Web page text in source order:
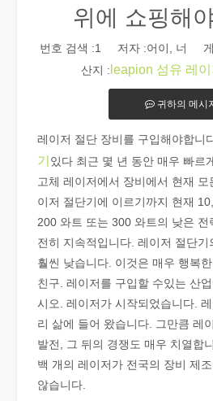
2026 가이드: 파이버 레이저 튜브 절단기가 파이프 제조를 혁신하는 방법
2026 가이드: 파이버 레이저 튜브
위에 쇼핑해
번호 검색 :1
저자 :어이, 너
산지 : leapion 섬유 레
귀하의 메시
레이저 절단 장비를 구입해야합니
기 있다 최근 몇 년 동안 매우 빠르
고체 레이저에서 장비에서 현재
이저 절단기에 이르기까지 현재
200 와트 또는 300 와트의 낮은 전
전히 ​​지속적입니다. 레이저 절단
훨씬 낮습니다. 이것은 매우 행복
친구. 레이저를 구입할 수있는 산
시오. 레이저가 시작되었습니다.
리 삶에 들어 왔습니다. 그만큼 레
발전, 그 뒤의 경쟁도 매우 치열합
백 개의 레이저가 전국의 장비 제
않습니다.